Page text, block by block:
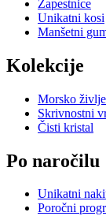
Zapestnice
Unikatni kosi
Manšetni
Kolekcije
Morsko
Skrivnostni
Čisti kristal
Po naročilu
Unikatni
Poročni